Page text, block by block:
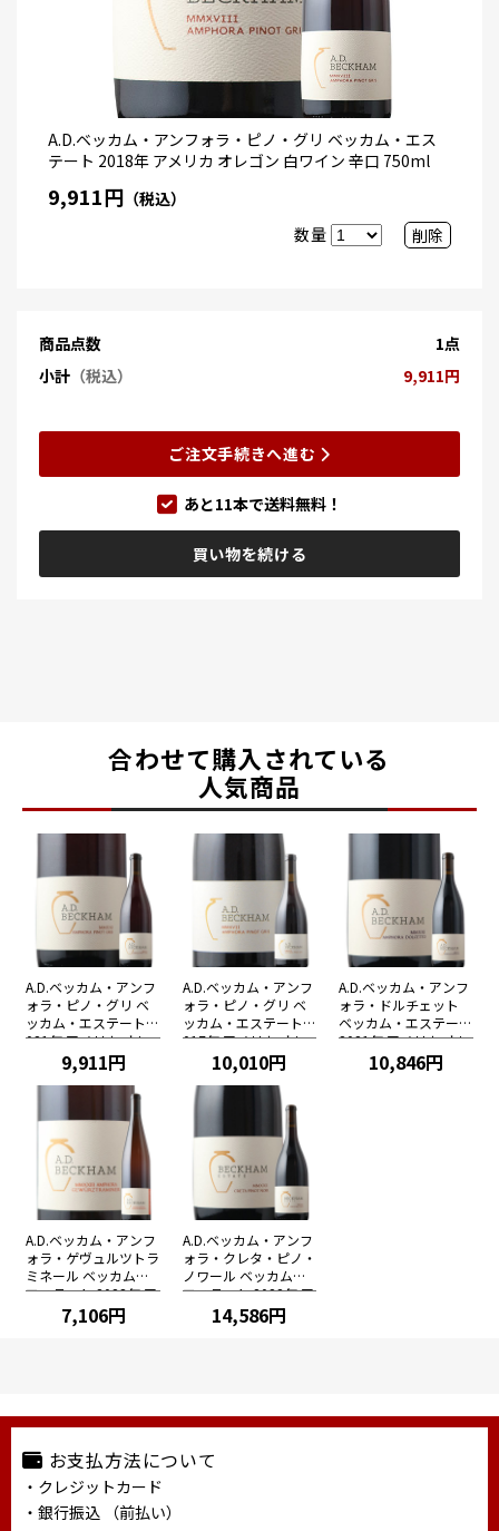
A.D.ベッカム・アンフォラ・ピノ・グリ ベッカム・エス
テート 2018年 アメリカ オレゴン 白ワイン 辛口 750ml
9,911円 （税込）
数量
削除
商品点数
1点
小計 （税込） 9,911円
ご注文手続きへ進む
あと11本で送料無料！
買い物を続ける
合わせて購入されている
人気商品
A.D.ベッカム・アンフ
ォラ・ピノ・グリ ベ
ッカム・エステート 2
021年 アメリカ オレ
ゴン 白ワイン 辛口 75
9,911円
A.D.ベッカム・アンフ
ォラ・ピノ・グリ ベ
ッカム・エステート 2
017年 アメリカ オレ
ゴン 白ワイン 辛口 75
10,010円
A.D.ベッカム・アンフ
ォラ・ドルチェット
ベッカム・エステート
2021年 アメリカ オレ
ゴン 赤ワイン ミディ
アムボディ 750ml
10,846円
A.D.ベッカム・アンフ
ォラ・ゲヴュルツトラ
ミネール ベッカム・
エステート 2023年 ア
メリカ オレゴン 白ワ
イン 辛口 750ml
7,106円
A.D.ベッカム・アンフ
ォラ・クレタ・ピノ・
ノワール ベッカム・
エステート 2022年 ア
メリカ オレゴン 赤ワ
イン ミディアムボデ
14,586円
お支払方法について
・クレジットカード
・銀行振込 （前払い）